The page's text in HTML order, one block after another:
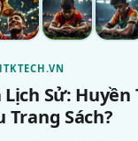
Sử: Huyền
Trang Sách?